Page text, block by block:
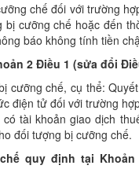
chế đối với trường
cưỡng chế hoặc đến
báo không tính tiền
2 Điều 1 (sửa đổi
cưỡng chế, cụ thể:
điện tử đối với trường
tài khoản giao dịch
đối tượng bị cưỡng chế.
quy định tại